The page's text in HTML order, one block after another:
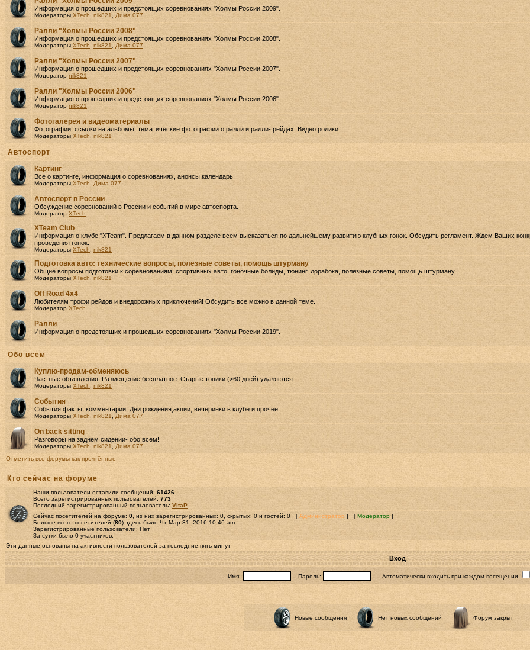
Информация о прошедших и предстоящих соревнованиях "Холмы России 2009".
Модераторы XTech nik821 Дима 077
Ралли "Холмы России 2008"
Информация о прошедших и предстоящих соревнованиях "Холмы России 2008".
Модераторы XTech nik821 Дима 077
Ралли "Холмы России 2007"
Информация о прошедших и предстоящих соревнованиях "Холмы России 2007".
Модератор nik821
Ралли "Холмы России 2006"
Информация о прошедших и предстоящих соревнованиях "Холмы России 2006".
Модератор nik821
Фотогалерея и видеоматериалы
Фотографии, ссылки на альбомы, тематические фотографии о ралли и ралли- рейдах. Видео ролики.
Модераторы XTech nik821
Автоспорт
Картинг
Все о картинге, информация о соревнованиях, анонсы,календарь.
Модераторы XTech Дима 077
Автоспорт в России
Обсуждение соревнований в России и событий в мире автоспорта.
Модератор XTech
XTeam Club
Информация о клубе "XTeam". Предлагаем в данном разделе всем высказаться по дальнейшему развитию клубных гонок. Обсудить регламент. Ждем Ваших
проведения гонок.
Модераторы XTech nik821
Подготовка авто: технические вопросы, полезные советы, помощь штурману
Общие вопросы подготовки к соревнованиям: спортивных авто, гоночные болиды, тюнинг, дорабока, полезные советы, помощь штурману.
Модераторы XTech nik821
Off Road 4х4
Любителям трофи рейдов и внедорожных приключений! Обсудить все можно в данной теме.
Модератор XTech
Ралли
Информация о предстоящих и прошедших соревнованиях "Холмы России 2019".
Oбо всем
Куплю-продам-обменяюсь
Частные объявления. Размещение бесплатное. Старые топики (>60 дней) удаляются.
Модераторы XTech nik821
События
События,факты, комментарии. Дни рождения,акции, вечеринки в клубе и прочее.
Модераторы XTech nik821 Дима 077
Оn back sitting
Разговоры на заднем сидении- обо всем!
Модераторы XTech nik821 Дима 077
Отметить все форумы как прочтённые
Кто сейчас на форуме
Наши пользователи оставили сообщений: 61426
Всего зарегистрированных пользователей: 773
Последний зарегистрированный пользователь: VitaP
Сейчас посетителей на форуме: 0 , из них зарегистрированных: 0, скрытых: 0 и гостей: 0 [ Администратор ] [ Модератор]
Больше всего посетителей (80) здесь было Чт Мар 31, 2016 10:46 am
Зарегистрированные пользователи: Нет
За сутки было 0 участников:
Эти данные основаны на активности пользователей за последние пять минут
Вход
Имя: Пароль: Автоматически входить при каждом посещении
Новые сообщения Нет новых сообщений Форум закрыт